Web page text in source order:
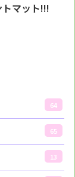
マット!!!
64
65
13